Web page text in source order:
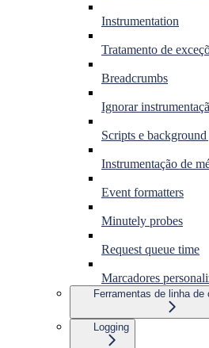
Instrumentation
Tratamento de
Breadcrumbs
Ignorar
Scripts e
Instrumentação de
Event formatters
Minutely probes
Request queue time
Marcadores
Ferramentas de linha de
Logging